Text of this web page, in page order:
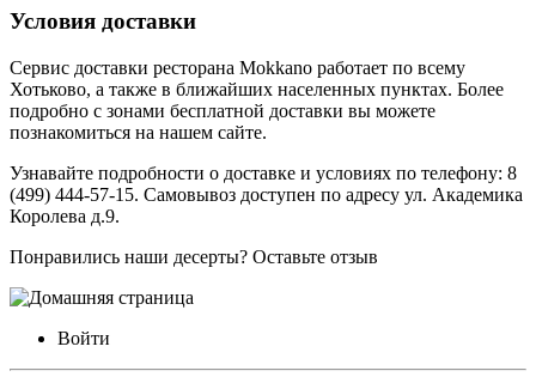
Условия доставки
Сервис доставки ресторана Mokkano работает по всему
Хотьково, а также в ближайших населенных пунктах. Более
подробно с зонами бесплатной доставки вы можете
познакомиться на нашем сайте.
Узнавайте подробности о доставке и условиях по телефону: 8
(499) 444-57-15. Самовывоз доступен по адресу ул. Академика
Королева д.9.
Понравились наши десерты? Оставьте отзыв
Войти